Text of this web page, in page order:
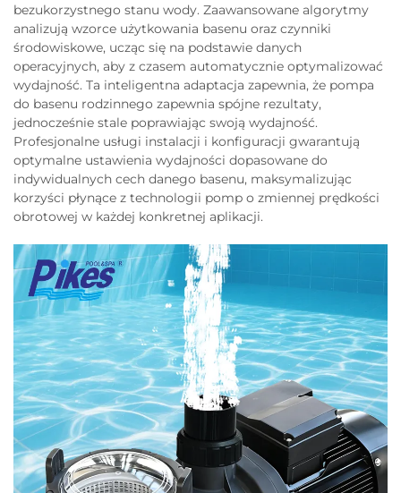
bezukorzystnego stanu wody. Zaawansowane algorytmy
analizują wzorce użytkowania basenu oraz czynniki
środowiskowe, ucząc się na podstawie danych
operacyjnych, aby z czasem automatycznie optymalizować
wydajność. Ta inteligentna adaptacja zapewnia, że pompa
do basenu rodzinnego zapewnia spójne rezultaty,
jednocześnie stale poprawiając swoją wydajność.
Profesjonalne usługi instalacji i konfiguracji gwarantują
optymalne ustawienia wydajności dopasowane do
indywidualnych cech danego basenu, maksymalizując
korzyści płynące z technologii pomp o zmiennej prędkości
obrotowej w każdej konkretnej aplikacji.